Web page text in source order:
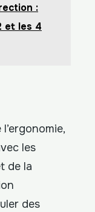
:
et les 4
les
de la
des